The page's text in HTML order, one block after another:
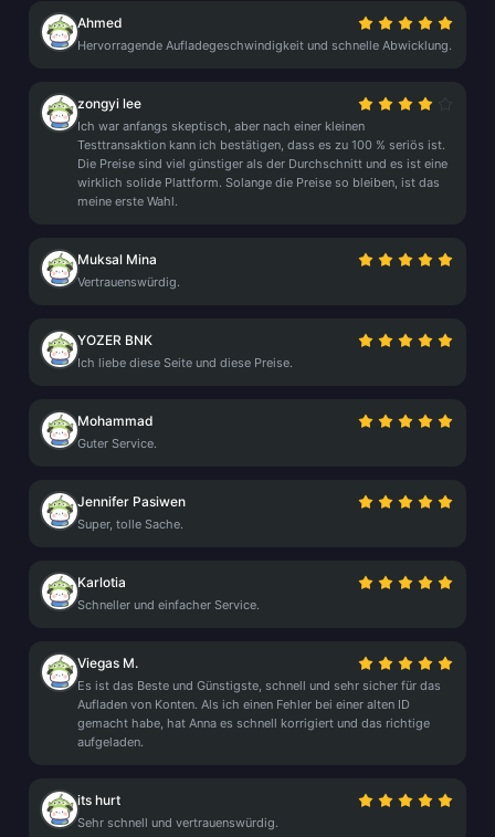
Ahmed
Hervorragende Aufladegeschwindigkeit und schnelle Abwicklung.
zongyi lee
Ich war anfangs skeptisch, aber nach einer kleinen
Testtransaktion kann ich bestätigen, dass es zu 100 % seriös ist.
Die Preise sind viel günstiger als der Durchschnitt und es ist eine
wirklich solide Plattform. Solange die Preise so bleiben, ist das
meine erste Wahl.
Muksal Mina
Vertrauenswürdig.
YOZER BNK
Ich liebe diese Seite und diese Preise.
Mohammad
Guter Service.
Jennifer Pasiwen
Super, tolle Sache.
Karlotia
Schneller und einfacher Service.
Viegas M.
Es ist das Beste und Günstigste, schnell und sehr sicher für das
Aufladen von Konten. Als ich einen Fehler bei einer alten ID
gemacht habe, hat Anna es schnell korrigiert und das richtige
aufgeladen.
its hurt
Sehr schnell und vertrauenswürdig.